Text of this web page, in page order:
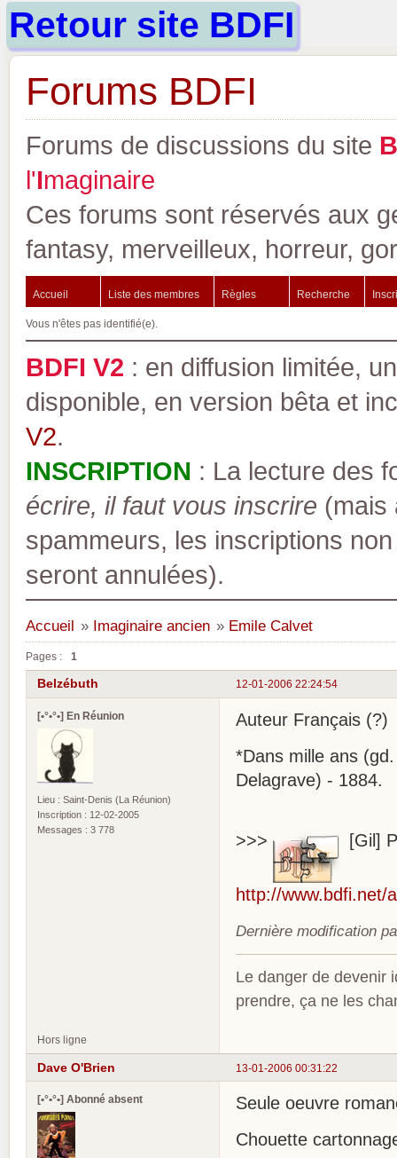
Retour site BDFI
Forums BDFI
Forums de discussions du site B
l'Imaginaire
Ces forums sont réservés aux
fantasy, merveilleux, horreur,
Accueil Liste des membres Règles Recherche
Vous n'êtes pas identifié(e).
BDFI V2 : en diffusion limitée,
disponible, en version bêta et
V2.
INSCRIPTION : La lecture des
écrire, il faut vous inscrire (mais
spammeurs, les inscriptions
seront annulées).
Accueil » Imaginaire ancien » Emile Calvet
Pages : 1
12-01-2006 22:24:54
Belzébuth
[•°•°•] En Réunion
Lieu : Saint-Denis (La Réunion)
Inscription : 12-02-2005
Messages : 3 778
Auteur Français (?)
*Dans mille ans
Delagrave) - 1884.
>>> [Gil]
http://www.bdfi.net/
Dernière modification
Le danger de devenir
prendre, ça ne les
Hors ligne
13-01-2006 00:31:22
Dave O'Brien
[•°•°•] Abonné absent
Seule oeuvre
Chouette